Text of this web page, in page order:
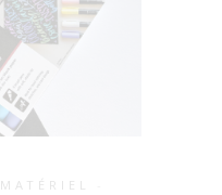
MATÉRIEL